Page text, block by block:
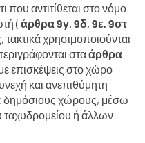
που αντιτίθεται στο νόμο
( άρθρα 9γ, 9δ, 9ε, 9στ
τακτικά χρησιμοποιούνται
σταάρθρα
επισκέψεις στο χώρο
και ανεπιθύμητη
δημόσιους χώρους, μέσω
ταχυδρομείου ή άλλων